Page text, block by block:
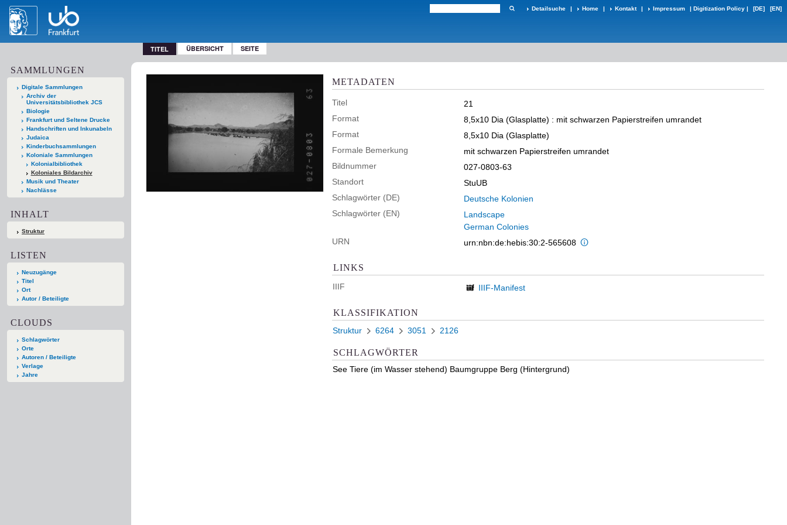
Detailsuche | Home | Kontakt | Impressum | Digitization Policy | [DE] [EN]
TITEL ÜBERSICHT SEITE
SAMMLUNGEN
Digitale Sammlungen
Archiv der
Universitätsbibliothek JCS
Biologie
Frankfurt und Seltene Drucke
Handschriften und Inkunabeln
Judaica
Kinderbuchsammlungen
Koloniale Sammlungen
Kolonialbibliothek
Koloniales Bildarchiv
Musik und Theater
Nachlässe
INHALT
Struktur
LISTEN
Neuzugänge
Titel
Ort
Autor / Beteiligte
CLOUDS
Schlagwörter
Orte
Autoren / Beteiligte
Verlage
Jahre
METADATEN
Titel
21
Format
8,5x10 Dia (Glasplatte) : mit schwarzen Papierstreifen umrandet
Format
8,5x10 Dia (Glasplatte)
Formale Bemerkung
mit schwarzen Papierstreifen umrandet
Bildnummer
027-0803-63
Standort
StuUB
Schlagwörter (DE)
Deutsche Kolonien
Schlagwörter (EN)
Landscape
German Colonies
URN
urn:nbn:de:hebis:30:2-565608
LINKS
IIIF IIIF-Manifest
KLASSIFIKATION
Struktur 6264 3051 2126
SCHLAGWÖRTER
See Tiere (im Wasser stehend) Baumgruppe Berg (Hintergrund)